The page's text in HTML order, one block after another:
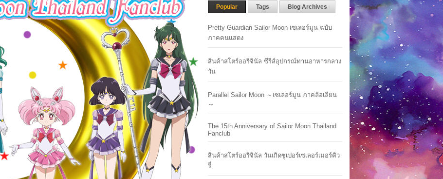
Popular Tags Blog Archives
Pretty Guardian Sailor Moon เซเลอร์มูน ฉบับ
ภาคคนแสดง
สินค้าสโตร์ออริจินัล ซีรีส์อุปกรณ์ทานอาหารกลาง
วัน
Parallel Sailor Moon ～เซเลอร์มูน ภาคล้อเลียน
～
The 15th Anniversary of Sailor Moon Thailand
Fanclub
สินค้าสโตร์ออริจินัล วันเกิดซูเปอร์เซเลอร์เมอร์คิว
รี่